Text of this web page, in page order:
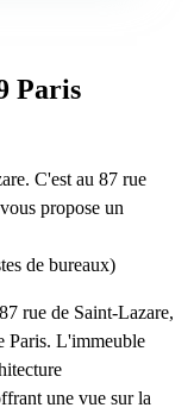
Paris
C'est au 87 rue
propose un
de bureaux)
rue de Saint-Lazare,
Paris. L'immeuble
une vue sur la